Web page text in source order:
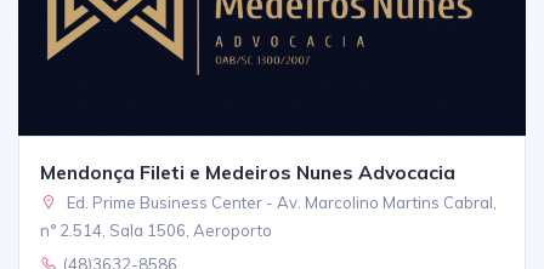
Mendonça Fileti e Medeiros Nunes Advocacia
Ed. Prime Business Center - Av. Marcolino Martins Cabral,
n° 2.514, Sala 1506, Aeroporto
(48)3632-8586